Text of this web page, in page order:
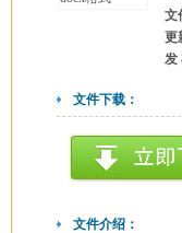
文
更
发
文件下载：
文件介绍：